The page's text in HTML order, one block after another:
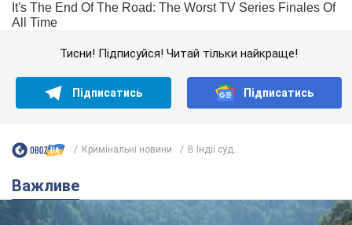
Тисни! Підписуйся! Читай тільки найкраще!
Підписатись Підписатись
Кримінальні новини В Індії суд...
Важливе